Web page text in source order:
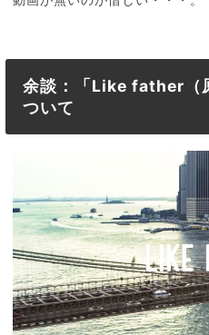
余談：「Like father（
ついて